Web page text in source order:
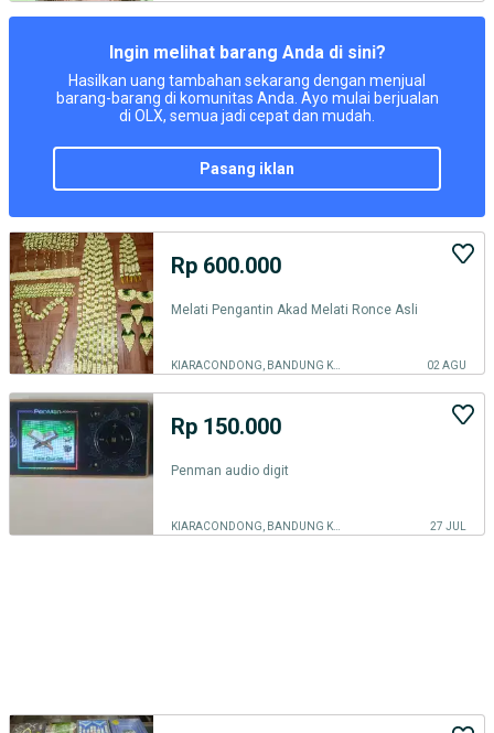
Ingin melihat barang Anda di sini?
Hasilkan uang tambahan sekarang dengan menjual
barang-barang di komunitas Anda. Ayo mulai berjualan
di OLX, semua jadi cepat dan mudah.
pasang iklan
Rp 600.000
Melati Pengantin Akad Melati Ronce Asli
02 AGU
Rp 150.000
Penman audio digit
27 JUL